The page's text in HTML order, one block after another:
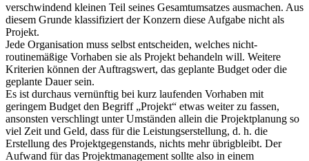
verschwindend kleinen Teil seines Gesamtumsatzes ausmachen. Aus
diesem Grunde klassifiziert der Konzern diese Aufgabe nicht als
Projekt.
Jede Organisation muss selbst entscheiden, welches nicht-
routinemäßige Vorhaben sie als Projekt behandeln will. Weitere
Kriterien können der Auftragswert, das geplante Budget oder die
geplante Dauer sein.
Es ist durchaus vernünftig bei kurz laufenden Vorhaben mit
geringem Budget den Begriff „Projekt“ etwas weiter zu fassen,
ansonsten verschlingt unter Umständen allein die Projektplanung so
viel Zeit und Geld, dass für die Leistungserstellung, d. h. die
Erstellung des Projektgegenstands, nichts mehr übrigbleibt. Der
Aufwand für das Projektmanagement sollte also in einem